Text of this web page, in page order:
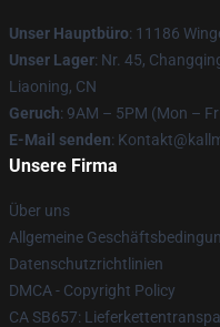
Unser Hauptbüro: 11186
Unser Lager: Nr. 45,
Liaoning, CN
Geruch: 9AM – 5PM (Mon –
E-Mail senden:
Unsere Firma
Über uns
Allgemeine
Datenschutzrichtlinien
DMCA - Copyright Policy
CA SB657: